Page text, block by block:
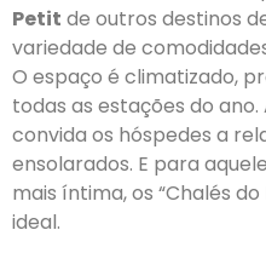
Petit de outros destinos
variedade de
O espaço é climatizado,
todas as estações do
convida os hóspedes a
ensolarados. E para
mais íntima, os “Chalés
ideal.